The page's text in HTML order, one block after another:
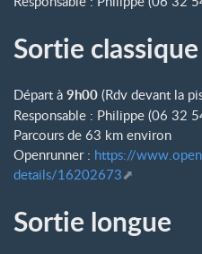
Sortie classique
Départ à 9h00 (Rdv devant la
Responsable : Philippe (06 32
Parcours de 63 km environ
Openrunner : https://
details/16202673
Sortie longue